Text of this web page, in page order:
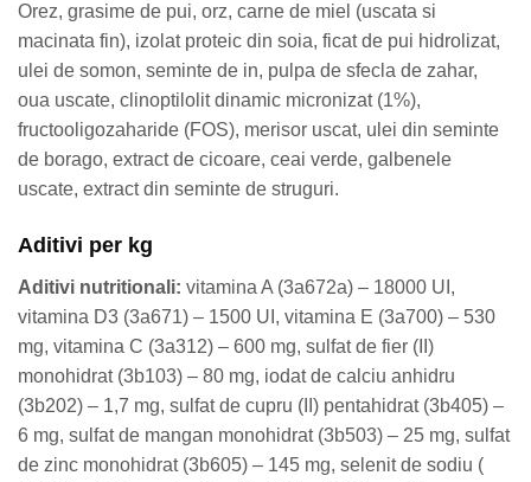
Orez, grasime de pui, orz, carne de miel (uscata si
macinata fin), izolat proteic din soia, ficat de pui hidrolizat,
ulei de somon, seminte de in, pulpa de sfecla de zahar,
oua uscate, clinoptilolit dinamic micronizat (1%),
fructooligozaharide (FOS), merisor uscat, ulei din seminte
de borago, extract de cicoare, ceai verde, galbenele
uscate, extract din seminte de struguri.
Aditivi per kg
Aditivi nutritionali: vitamina A (3a672a) – 18000 UI,
vitamina D3 (3a671) – 1500 UI, vitamina E (3a700) – 530
mg, vitamina C (3a312) – 600 mg, sulfat de fier (II)
monohidrat (3b103) – 80 mg, iodat de calciu anhidru
(3b202) – 1,7 mg, sulfat de cupru (II) pentahidrat (3b405) –
6 mg, sulfat de mangan monohidrat (3b503) – 25 mg, sulfat
de zinc monohidrat (3b605) – 145 mg, selenit de sodiu (